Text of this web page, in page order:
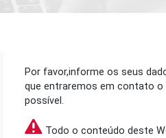
Por favor,informe os seus
que entraremos em contato o
possível.
Todo o conteúdo deste